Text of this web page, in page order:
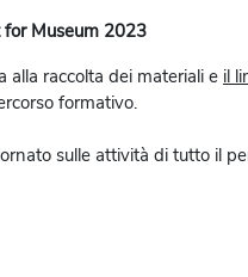
for Museum 2023
alla raccolta dei materiali e il
formativo.
sulle attività di tutto il